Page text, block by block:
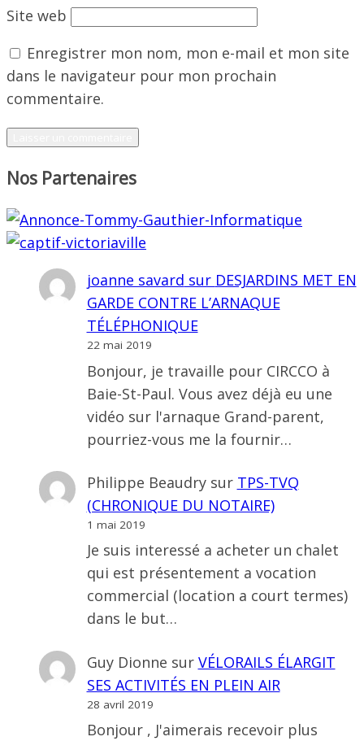
Site web
Enregistrer mon nom, mon e-mail et mon site
dans le navigateur pour mon prochain
commentaire.
Nos Partenaires
joanne savard sur DESJARDINS MET EN
GARDE CONTRE L’ARNAQUE
TÉLÉPHONIQUE
22 mai 2019
Bonjour, je travaille pour CIRCCO à
Baie-St-Paul. Vous avez déjà eu une
vidéo sur l'arnaque Grand-parent,
pourriez-vous me la fournir…
Philippe Beaudrysur TPS-TVQ
(CHRONIQUE DU NOTAIRE)
1 mai 2019
Je suis interessé a acheter un chalet
qui est présentement a vocation
commercial (location a court termes)
dans le but…
Guy Dionne sur VÉLORAILS ÉLARGIT
SES ACTIVITÉS EN PLEIN AIR
28 avril 2019
Bonjour , J'aimerais recevoir plus